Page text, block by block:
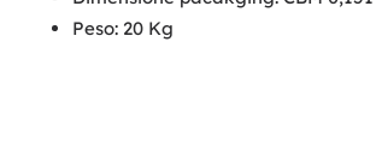
Peso: 20 Kg